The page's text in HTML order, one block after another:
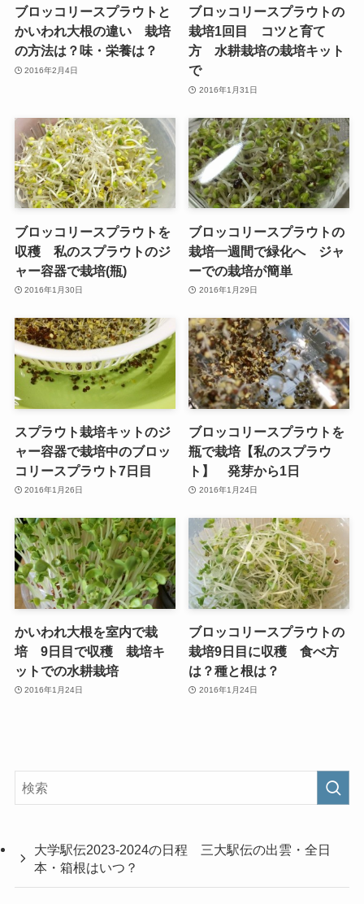
ブロッコリースプラウトと
かいわれ大根の違い 栽培
の方法は？味・栄養は？
2016年2月4日
ブロッコリースプラウトの
栽培1回目 コツと育て
方 水耕栽培の栽培キット
で
2016年1月31日
ブロッコリースプラウトを
収穫 私のスプラウトのジ
ャー容器で栽培(瓶)
2016年1月30日
ブロッコリースプラウトの
栽培一週間で緑化へ ジャ
ーでの栽培が簡単
2016年1月29日
スプラウト栽培キットのジ
ャー容器で栽培中のブロッ
コリースプラウト7日目
2016年1月26日
ブロッコリースプラウトを
瓶で栽培【私のスプラウ
ト】 発芽から1日
2016年1月24日
かいわれ大根を室内で栽
培 9日目で収穫 栽培キ
ットでの水耕栽培
2016年1月24日
ブロッコリースプラウトの
栽培9日目に収穫 食べ方
は？種と根は？
2016年1月24日
大学駅伝2023-2024の日程 三大駅伝の出雲・全日
本・箱根はいつ？